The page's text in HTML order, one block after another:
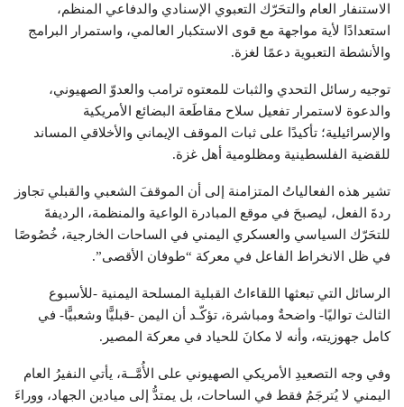
الاستنفار العام والتحَرّك التعبوي الإسنادي والدفاعي المنظم،
استعدادًا لأية مواجهة مع قوى الاستكبار العالمي، واستمرار البرامج
والأنشطة التعبوية دعمًا لغزة.
توجيه رسائل التحدي والثبات للمعتوه ترامب والعدوّ الصهيوني،
والدعوة لاستمرار تفعيل سلاح مقاطَعة البضائع الأمريكية
والإسرائيلية؛ تأكيدًا على ثبات الموقف الإيماني والأخلاقي المساند
للقضية الفلسطينية ومظلومية أهل غزة.
تشير هذه الفعالياتُ المتزامنة إلى أن الموقفَ الشعبي والقبلي تجاوز
ردةَ الفعل، ليصبحَ في موقع المبادرة الواعية والمنظمة، الرديفةَ
للتحَرّك السياسي والعسكري اليمني في الساحات الخارجية، خُصُوصًا
في ظل الانخراط الفاعل في معركة “طوفان الأقصى”.
الرسائل التي تبعثها اللقاءاتُ القبلية المسلحة اليمنية -للأسبوع
الثالث تواليًا- واضحةٌ ومباشرة، تؤكّـد أن اليمن -قبليًّا وشعبيًّا- في
كامل جهوزيته، وأنه لا مكانَ للحياد في معركة المصير.
وفي وجه التصعيدِ الأمريكي الصهيوني على الأُمَّــة، يأتي النفيرُ العام
اليمني لا يُترجَمُ فقط في الساحات، بل يمتدُّ إلى ميادين الجهاد، ووراءَ